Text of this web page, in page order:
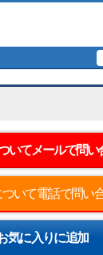
いて電話で問い